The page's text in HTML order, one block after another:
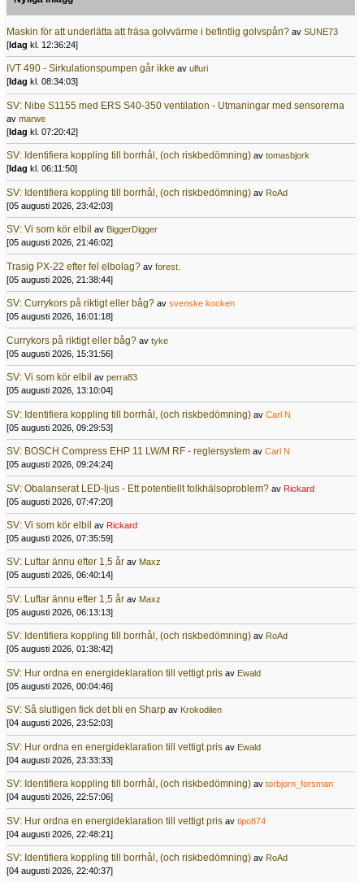
Maskin för att underlätta att fräsa golvvärme i befintlig golvspån? av SUNE73
[Idag kl. 12:36:24]
IVT 490 - Sirkulationspumpen går ikke av ulfuri
[ Idag kl. 08:34:03]
SV: Nibe S1155 med ERS S40-350 ventilation - Utmaningar med sensorerna
av marwe
[Idag kl. 07:20:42]
SV: Identifiera koppling till borrhål, (och riskbedömning) av tomasbjork
[ Idag kl. 06:11:50]
SV: Identifiera koppling till borrhål, (och riskbedömning) av RoAd
[05 augusti 2026, 23:42:03]
SV: Vi som kör elbil av BiggerDigger
[05 augusti 2026, 21:46:02]
Trasig PX-22 efter fel elbolag? av forest.
[05 augusti 2026, 21:38:44]
SV: Currykors på riktigt eller båg? av svenske kocken
[05 augusti 2026, 16:01:18]
Currykors på riktigt eller båg? av tyke
[05 augusti 2026, 15:31:56]
SV: Vi som kör elbil av perra83
[05 augusti 2026, 13:10:04]
SV: Identifiera koppling till borrhål, (och riskbedömning) av Carl N
[05 augusti 2026, 09:29:53]
SV: BOSCH Compress EHP 11 LW/M RF - reglersystem av Carl N
[05 augusti 2026, 09:24:24]
SV: Obalanserat LED-ljus - Ett potentiellt folkhälsoproblem? av Rickard
[05 augusti 2026, 07:47:20]
SV: Vi som kör elbil av Rickard
[05 augusti 2026, 07:35:59]
SV: Luftar ännu efter 1,5 år av Maxz
[05 augusti 2026, 06:40:14]
SV: Luftar ännu efter 1,5 år av Maxz
[05 augusti 2026, 06:13:13]
SV: Identifiera koppling till borrhål, (och riskbedömning) av RoAd
[05 augusti 2026, 01:38:42]
SV: Hur ordna en energideklaration till vettigt pris av Ewald
[05 augusti 2026, 00:04:46]
SV: Så slutligen fick det bli en Sharp av Krokodilen
[04 augusti 2026, 23:52:03]
SV: Hur ordna en energideklaration till vettigt pris av Ewald
[04 augusti 2026, 23:33:33]
SV: Identifiera koppling till borrhål, (och riskbedömning) av torbjorn_forsman
[04 augusti 2026, 22:57:06]
SV: Hur ordna en energideklaration till vettigt pris av tipo874
[04 augusti 2026, 22:48:21]
SV: Identifiera koppling till borrhål, (och riskbedömning) av RoAd
[04 augusti 2026, 22:40:37]